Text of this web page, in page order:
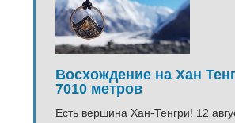
Восхождение на Хан
7010 метров
Есть вершина Хан-Тенгри! 12